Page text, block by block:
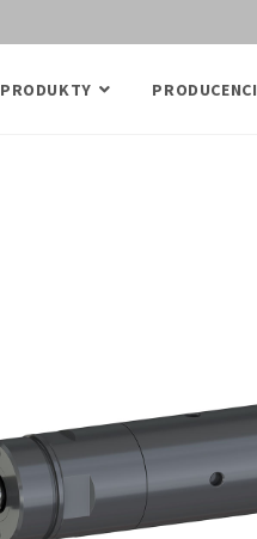
PRODUKTY PRODUCENCI